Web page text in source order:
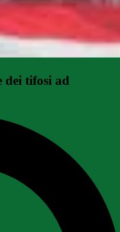
dei tifosi ad